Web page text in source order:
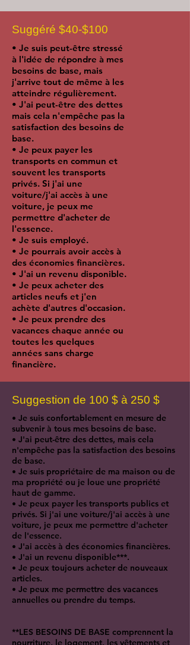
Suggéré $40-$100
• Je suis peut-être stressé
à l'idée de répondre à mes
besoins de base, mais
j'arrive tout de même à les
atteindre régulièrement.
• J'ai peut-être des dettes
mais cela n'empêche pas la
satisfaction des besoins de
base.
• Je peux payer les
transports en commun et
souvent les transports
privés. Si j'ai une
voiture/j'ai accès à une
voiture, je peux me
permettre d'acheter de
l'essence.
• Je suis employé.
• Je pourrais avoir accès à
des économies financières.
• J'ai un revenu disponible.
• Je peux acheter des
articles neufs et j'en
achète d'autres d'occasion.
• Je peux prendre des
vacances chaque année ou
toutes les quelques
années sans charge
financière.
Suggestion de 100 $ à 250 $
• Je suis confortablement en mesure de
subvenir à tous mes besoins de base.
• J'ai peut-être des dettes, mais cela
n'empêche pas la satisfaction des besoins
de base.
• Je suis propriétaire de ma maison ou de
ma propriété ou je loue une propriété
haut de gamme.
• Je peux payer les transports publics et
privés. Si j'ai une voiture/j'ai accès à une
voiture, je peux me permettre d'acheter
de l'essence.
• J'ai accès à des économies financières.
• J'ai un revenu disponible***.
• Je peux toujours acheter de nouveaux
articles.
• Je peux me permettre des vacances
annuelles ou prendre du temps.
**LES BESOINS DE BASE comprennent la
nourriture, le logement, les vêtements et